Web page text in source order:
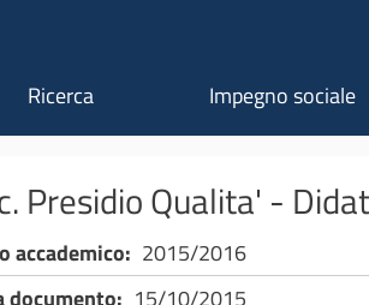
Ricerca Impegno sociale
Presidio Qualita' -
accademico 2015/2016
documento
15/10/2015